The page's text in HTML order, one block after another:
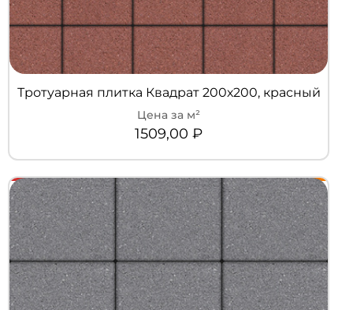
Тротуарная плитка Квадрат 200х200, красный
1509,00 ₽